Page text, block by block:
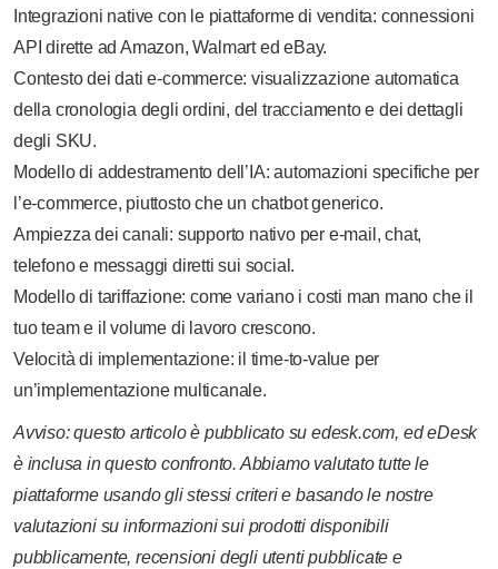
Integrazioni native con le piattaforme di vendita: connessioni
API dirette ad Amazon, Walmart ed eBay.
Contesto dei dati e-commerce: visualizzazione automatica
della cronologia degli ordini, del tracciamento e dei dettagli
degli SKU.
Modello di addestramento dell’IA: automazioni specifiche per
l’e-commerce, piuttosto che un chatbot generico.
Ampiezza dei canali: supporto nativo per e-mail, chat,
telefono e messaggi diretti sui social.
Modello di tariffazione: come variano i costi man mano che il
tuo team e il volume di lavoro crescono.
Velocità di implementazione: il time-to-value per
un’implementazione multicanale.
Avviso: questo articolo è pubblicato su edesk.com, ed eDesk
è inclusa in questo confronto. Abbiamo valutato tutte le
piattaforme usando gli stessi criteri e basando le nostre
valutazioni su informazioni sui prodotti disponibili
pubblicamente, recensioni degli utenti pubblicate e